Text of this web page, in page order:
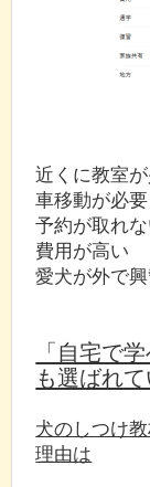
近くに教室
車移動が必要
予約が取れ
費用が高い
愛犬が外で
「自宅で
も選ばれて
犬のしつけ
理由は